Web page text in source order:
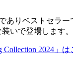
ありベストセ
いで登場しま
Collection 2024」